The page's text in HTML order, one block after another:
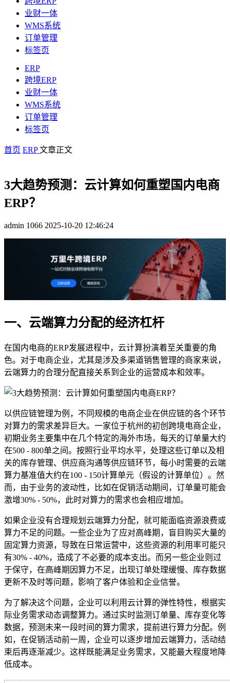
业财一体
WMS系统
订单管理
标签页
ERP
跨境ERP
业财一体
WMS系统
订单管理
标签页
首页 ERP文章正文
3大趋势预测：云计算如何重塑国内电商
ERP？
admin 1066 2025-10-20 12:46:24
一、云端算力分配的经济杠杆
在国内电商的ERP发展进程中，云计算扮演着至关重要的角
色。对于电商企业，尤其是涉及多渠道销售管理的商家来说，
云端算力的合理分配直接关系到企业的运营成本和效率。
以供应链管理为例，不同规模的电商企业在供应链的各个环节
对算力的需求差异巨大。一家位于杭州的初创跨境电商企业，
初期业务主要集中在几个特定的海外市场，每天的订单量大约
在500 - 800单之间。按照行业平均水平，处理这些订单以及相
关的库存管理、供应商沟通等供应链环节，每小时需要的云端
算力基准值大约在100 - 150计算单元（假设的计算单位）。然
而，由于业务的波动性，比如在促销活动期间，订单量可能会
激增30% - 50%，此时对算力的需求也会相应增加。
如果企业没有合理规划云端算力分配，就可能面临资源浪费或
算力不足的问题。一些企业为了应对高峰期，盲目购买大量的
固定算力资源，导致在日常运营中，这些资源的利用率可能只
有30% - 40%，造成了不必要的成本支出。而另一些企业则过
于保守，在高峰期因算力不足，出现订单处理缓慢、库存数据
更新不及时等问题，影响了客户体验和企业信誉。
为了解决这个问题，企业可以利用云计算的弹性特性，根据实
际业务需求动态调整算力。通过实时监测订单量、库存变化等
数据，预测未来一段时间的算力需求，提前进行算力分配。例
如，在促销活动前一周，企业可以逐步增加云端算力，活动结
束后再逐渐减少。这样既能满足业务需求，又能最大程度地降
低成本。